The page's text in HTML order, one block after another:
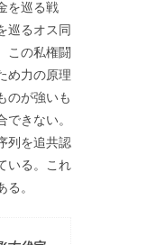
を巡る戦
巡るオス同
この私権闘
め力の原理
のが強いも
きない。
列を追共認
いる。これ
。